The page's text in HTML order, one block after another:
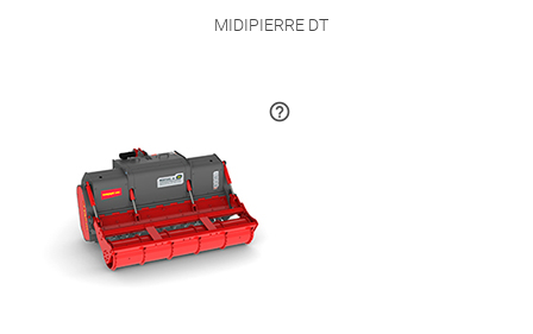
MIDIPIERRE DT